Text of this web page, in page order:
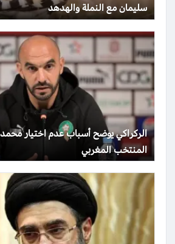
سليمان مع النملة والهدهد
الركراكي يوضح أسباب عدم اختيار
المنتخب المغربي